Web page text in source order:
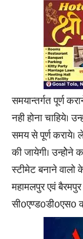
समयान्तर्गत पूर्ण
नही होना चाहिये।
समय से पूर्ण कराये।
की जायेगी। उन्होेने
स्टीमेट बनाने वालो
महामलपुर एवं
सी0एण्ड0डी0एस0